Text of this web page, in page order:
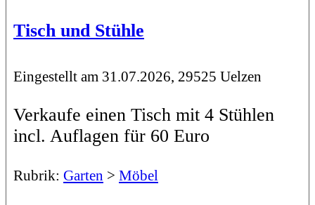
Tisch und Stühle
Eingestellt am 31.07.2026, 29525 Uelzen
Verkaufe einen Tisch mit 4 Stühlen
incl. Auflagen für 60 Euro
Rubrik: Garten > Möbel